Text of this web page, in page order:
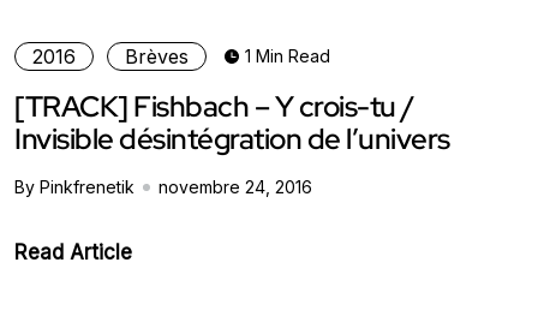
2016 Brèves 1 Min Read
[TRACK] Fishbach – Y crois-tu /
Invisible désintégration de l’univers
By Pinkfrenetik novembre 24, 2016
Read Article